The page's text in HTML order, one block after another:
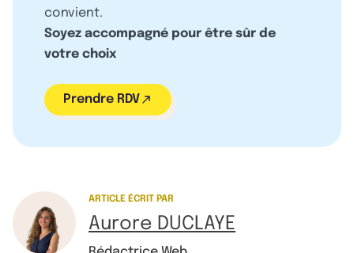
convient.
Soyez accompagné pour être sûr de
votre choix
Prendre RDV
ARTICLE ÉCRIT PAR
Aurore DUCLAYE